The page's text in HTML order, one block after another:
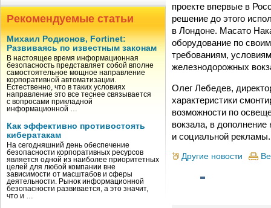
Рекомендуемые статьи
Михаил Родионов, Fortinet:
Развиваясь по известным законам
В настоящее время информационная
безопасность представляет собой вполне
самостоятельное мощное направление
корпоративной автоматизации.
Естественно, что в таких условиях
направление это все теснее связывается
с вопросами прикладной
информационной …
Как эффективно противостоять
кибератакам
На сегодняшний день обеспечение
безопасности корпоративных ресурсов
является одной из наиболее приоритетных
целей для любой компании вне
зависимости от масштабов и сферы
деятельности. Рынок информационной
безопасности развивается, а это значит,
что и …
проекте впервые в
решение до этого
в Лондоне. Масато
оборудование по
требованиям,
железнодорожных
Олег Лебедев,
характеристики
возможности по
вокзала, в
и социальной рекламы.
Другие новости